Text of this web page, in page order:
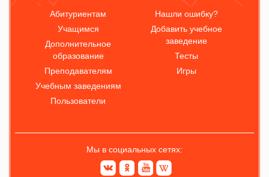
Абитуриентам
Учащимся
Дополнительное
образование
Преподавателям
Учебным заведениям
Пользователи
Нашли ошибку?
Добавить учебное
заведение
Тесты
Игры
Мы в социальных сетях: